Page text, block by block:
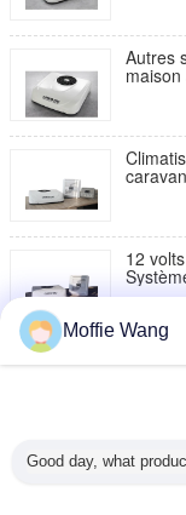
Autres
12
12
Moffie Wang
Good day, what